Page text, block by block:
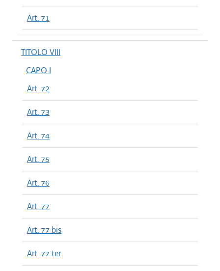
Art. 71
TITOLO VIII
CAPO I
Art. 72
Art. 73
Art. 74
Art. 75
Art. 76
Art. 77
Art. 77 bis
Art. 77 ter